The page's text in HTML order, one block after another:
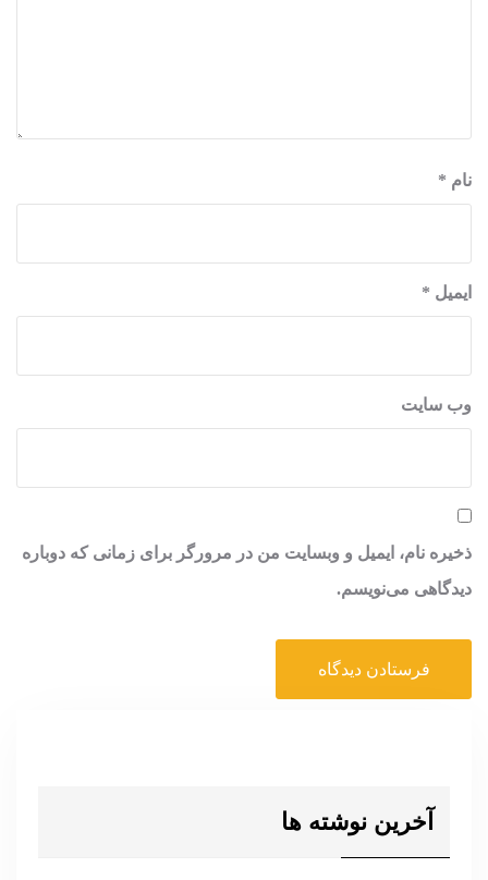
نام *
ایمیل *
وب‌ سایت
ذخیره نام، ایمیل و وبسایت من در مرورگر برای زمانی که دوباره
دیدگاهی می‌نویسم.
آخرین نوشته ها